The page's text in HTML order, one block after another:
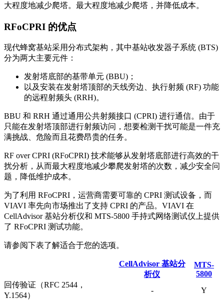
大程度地减少爬塔。最大程度地减少爬塔，并降低成本。
RFoCPRI 的优点
现代蜂窝基站采用分布式架构，其中基站收发器子系统 (BTS)
分为两大主要元件：
发射塔底部的基带单元 (BBU)；
以及安装在发射塔顶部的天线旁边、执行射频 (RF) 功能
的远程射频头 (RRH)。
BBU 和 RRH 通过通用公共射频接口 (CPRI) 进行通信。由于
只能在发射塔顶部进行射频访问，想要检测干扰可能是一件充
满挑战、危险而且花费昂贵的任务。
RF over CPRI (RFoCPRI) 技术能够从发射塔底部进行高效的干
扰分析，从而最大程度地减少攀爬发射塔的次数，减少安全问
题，降低维护成本。
为了利用 RFoCPRI，运营商需要可靠的 CPRI 测试设备，而
VIAVI 率先向市场推出了支持 CPRI 的产品。VIAVI 在
CellAdvisor 基站分析仪和 MTS-5800 手持式网络测试仪上提供
了 RFoCPRI 测试功能。
请参阅下表了解适合于您的选项。
CellAdvisor 基站分
析仪
MTS-
5800
回传验证（RFC 2544，
Y.1564）
-
Y